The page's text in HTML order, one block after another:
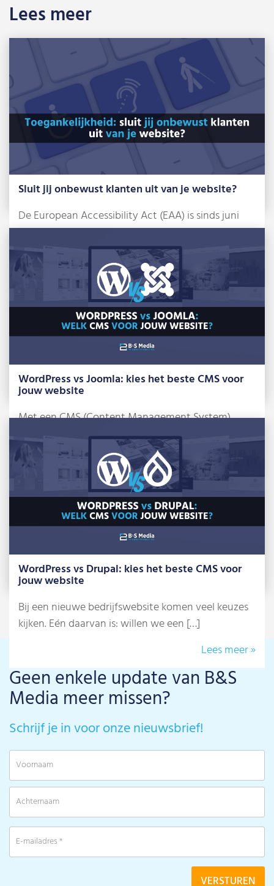
Lees meer
Sluit jij onbewust klanten uit van je website?
De European Accessibility Act (EAA) is sinds juni
2025 een feit. Dat klinkt misschien […]
Lees meer »
WordPress vs Joomla: kies het beste CMS voor
jouw website
Met een CMS (Content Management System)
beheer je zelf je website, zonder dat je […]
Lees meer »
WordPress vs Drupal: kies het beste CMS voor
jouw website
Bij een nieuwe bedrijfswebsite komen veel keuzes
kijken. Eén daarvan is: willen we een […]
Lees meer »
Geen enkele update van B&S
Media meer missen?
Schrijf je in voor onze nieuwsbrief!